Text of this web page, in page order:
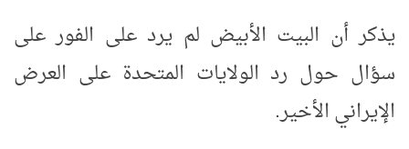
يذكر أن البيت الأبيض لم يرد على الفور على
سؤال حول رد الولايات المتحدة على العرض
الإيراني الأخير.